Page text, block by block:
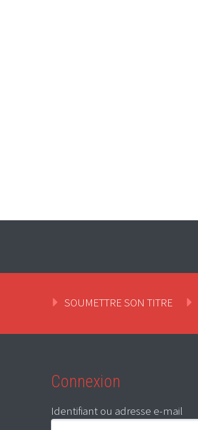
SOUMETTRE SON TITRE
Connexion
Identifiant ou adresse e-mail